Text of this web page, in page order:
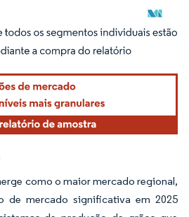
O reuso requer atribuição conforme CC BY 4.0.
como o maior mercado regional,
de mercado significativa em 2025